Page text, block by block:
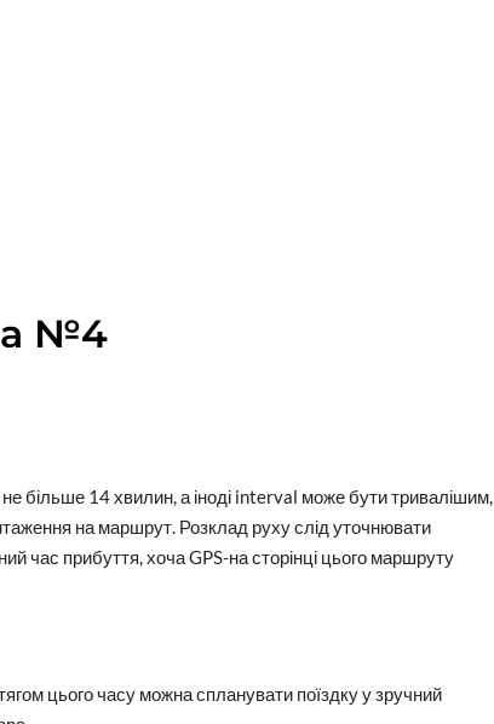
№4
більше 14 хвилин, а іноді interval може бути тривалішим,
на маршрут. Розклад руху слід уточнювати
час прибуття, хоча GPS-на сторінці цього маршруту
цього часу можна спланувати поїздку у зручний